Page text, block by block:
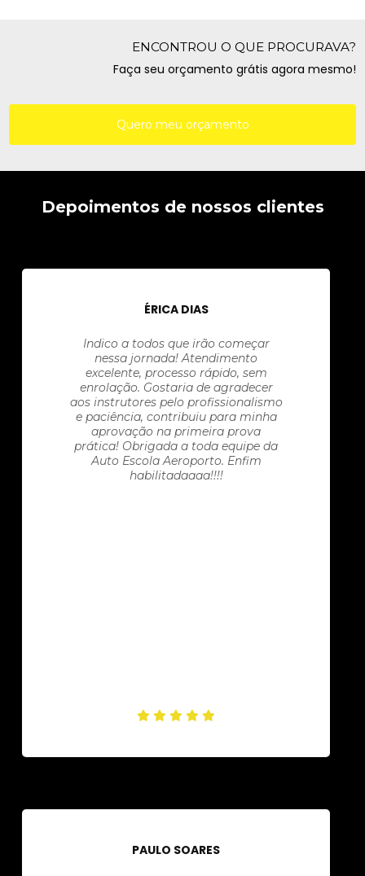
ENCONTROU O QUE PROCURAVA?
Faça seu orçamento grátis agora mesmo!
Quero meu orçamento
Depoimentos de nossos clientes
ÉRICA DIAS
Indico a todos que irão começar
nessa jornada! Atendimento
excelente, processo rápido, sem
enrolação. Gostaria de agradecer
aos instrutores pelo profissionalismo
e paciência, contribuiu para minha
aprovação na primeira prova
prática! Obrigada a toda equipe da
Auto Escola Aeroporto. Enfim
habilitadaaaa!!!!
PAULO SOARES